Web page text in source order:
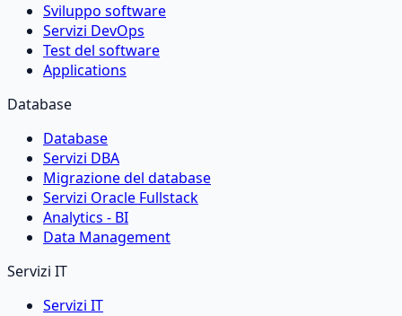
Sviluppo software
Servizi DevOps
Test del software
Applications
Database
Database
Servizi DBA
Migrazione del database
Servizi Oracle Fullstack
Analytics - BI
Data Management
Servizi IT
Servizi IT